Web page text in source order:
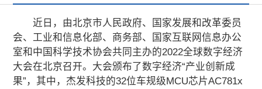
近日，由北京市人民政府、国家发展和改革委员
会、工业和信息化部、商务部、国家互联网信息办公
室和中国科学技术协会共同主办的2022全球数字经济
大会在北京召开。大会颁布了数字经济“产业创新成
果”，其中，杰发科技的32位车规级MCU芯片AC781x